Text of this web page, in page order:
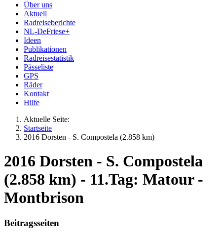
Über uns
Aktuell
Radreiseberichte
NL-DeFriese+
Ideen
Publikationen
Radreisestatistik
Pässeliste
GPS
Räder
Kontakt
Hilfe
Aktuelle Seite:
Startseite
2016 Dorsten - S. Compostela (2.858 km)
2016 Dorsten - S. Compostela
(2.858 km) - 11.Tag: Matour -
Montbrison
Beitragsseiten